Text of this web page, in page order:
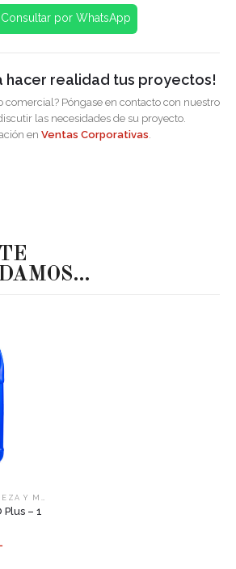
Consultar por WhatsApp
hacer realidad tus proyectos!
comercial? Póngase en contacto con nuestro
las necesidades de su proyecto.
en Ventas Corporativas.
Plus – 1